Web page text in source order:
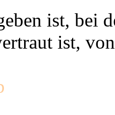
ist, bei
ist,